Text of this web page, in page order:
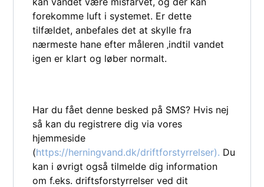
forekomme luft i systemet. Er dette
tilfældet, anbefales det at skylle fra
nærmeste hane efter måleren ‚indtil vandet
igen er klart og løber normalt.
Har du fået denne besked på SMS? Hvis nej
så kan du registrere dig via vores
hjemmeside
(https://herningvand.dk/driftforstyrrelser). Du
kan i øvrigt også tilmelde dig information
om f.eks. driftsforstyrrelser ved dit